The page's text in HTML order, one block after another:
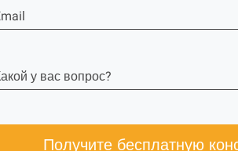
у вас вопрос?
Получите бесплатную